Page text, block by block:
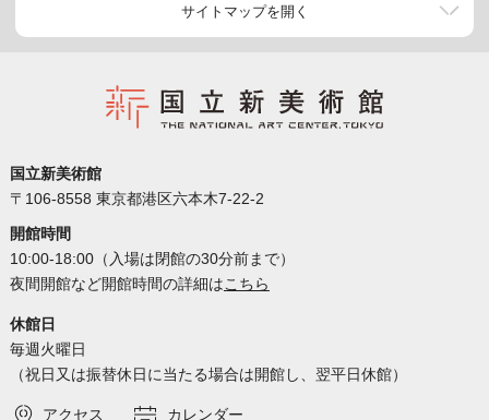
サイトマップを開く
国立新美術館
〒106-8558 東京都港区六本木7-22-2
開館時間
10:00-18:00（入場は閉館の30分前まで）
夜間開館など開館時間の詳細はこちら
休館日
毎週火曜日
（祝日又は振替休日に当たる場合は開館し、翌平日休館）
アクセス カレンダー